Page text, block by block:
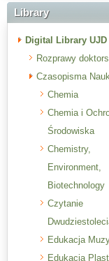
Library
Digital Library UJD
Rozprawy
Czasopisma
Chemia
Chemia i
Środowiska
Chemistry,
Environment,
Biotechnology
Czytanie
Edukacja
Edukacja